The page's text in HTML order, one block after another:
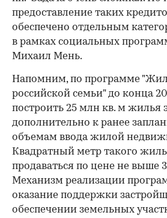
предоставление таких
обеспечено отдельным
в рамках социальных
Михаил Мень.
Напомним, по программе
российской семьи" до конца
построить 25 млн кв. м жилья
дополнительно к ранее
объемам ввода жилой
Квадратный метр такого
продаваться по цене не выше
Механизм реализации
оказание поддержки
обеспечении земельных